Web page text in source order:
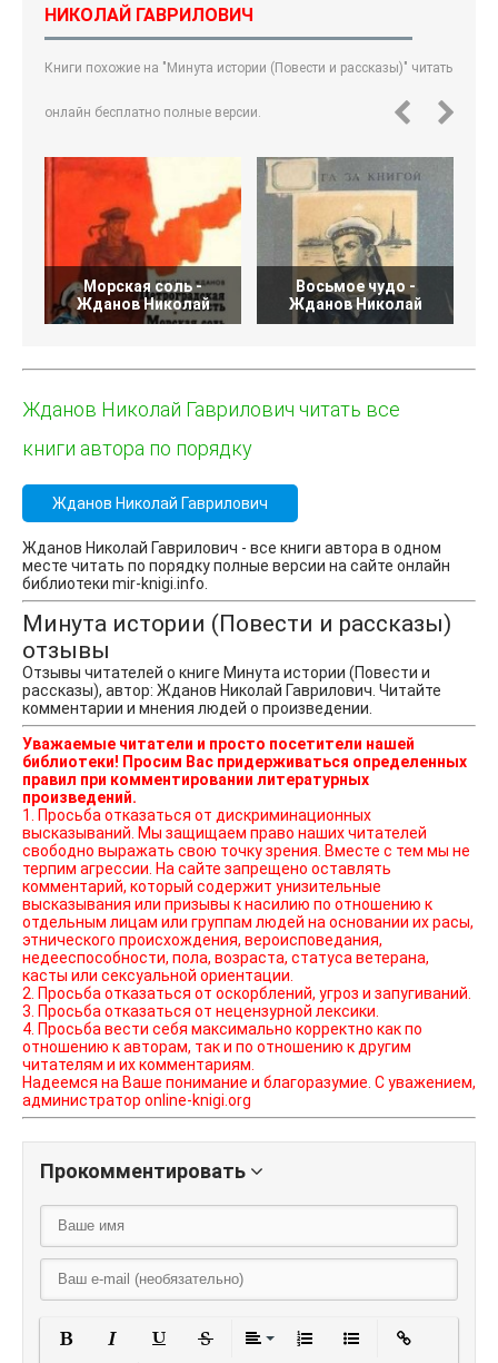
НИКОЛАЙ ГАВРИЛОВИЧ
Книги похожие на "Минута истории (Повести и рассказы)" читать
онлайн бесплатно полные версии.
Морская соль -
Жданов Николай
Восьмое чудо -
Жданов Николай
Жданов Николай Гаврилович читать все
книги автора по порядку
Жданов Николай Гаврилович
Жданов Николай Гаврилович - все книги автора в одном
месте читать по порядку полные версии на сайте онлайн
библиотеки mir-knigi.info.
Минута истории (Повести и рассказы)
отзывы
Отзывы читателей о книге Минута истории (Повести и
рассказы), автор: Жданов Николай Гаврилович. Читайте
комментарии и мнения людей о произведении.
Уважаемые читатели и просто посетители нашей
библиотеки! Просим Вас придерживаться определенных
правил при комментировании литературных
произведений.
1. Просьба отказаться от дискриминационных
высказываний. Мы защищаем право наших читателей
свободно выражать свою точку зрения. Вместе с тем мы не
терпим агрессии. На сайте запрещено оставлять
комментарий, который содержит унизительные
высказывания или призывы к насилию по отношению к
отдельным лицам или группам людей на основании их расы,
этнического происхождения, вероисповедания,
недееспособности, пола, возраста, статуса ветерана,
касты или сексуальной ориентации.
2. Просьба отказаться от оскорблений, угроз и запугиваний.
3. Просьба отказаться от нецензурной лексики.
4. Просьба вести себя максимально корректно как по
отношению к авторам, так и по отношению к другим
читателям и их комментариям.
Надеемся на Ваше понимание и благоразумие. С уважением,
администратор online-knigi.org
Прокомментировать